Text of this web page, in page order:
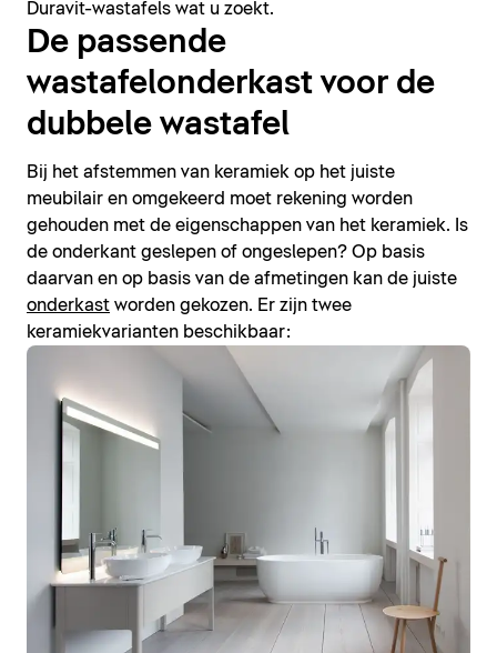
Duravit-wastafels wat u zoekt.
De passende
wastafelonderkast voor de
dubbele wastafel
Bij het afstemmen van keramiek op het juiste
meubilair en omgekeerd moet rekening worden
gehouden met de eigenschappen van het keramiek. Is
de onderkant geslepen of ongeslepen? Op basis
daarvan en op basis van de afmetingen kan de juiste
onderkast worden gekozen. Er zijn twee
keramiekvarianten beschikbaar: